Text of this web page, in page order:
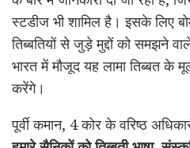
स्टडीज भी शामिल है। इसके लिए
तिब्बतियों से जुड़े मुद्दों को समझने
भारत में मौजूद यह लामा तिब्बत के
करेंगे।
पूर्वी कमान, 4 कोर के वरिष्ठ